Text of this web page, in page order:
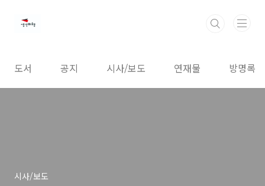
도서 공지 시사/보도 연재물 방명록
시사/보도